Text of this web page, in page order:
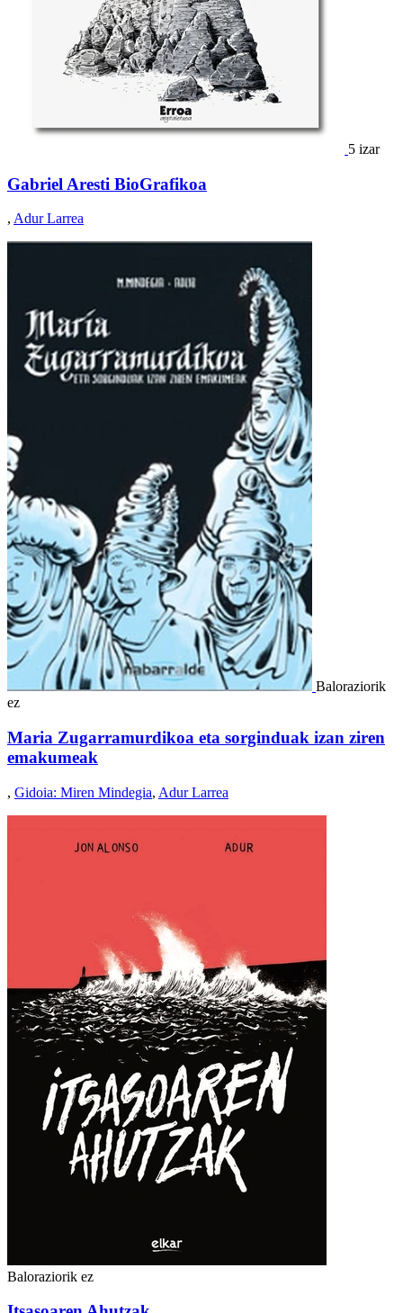
5 izar
Gabriel Aresti BioGrafikoa
, Adur Larrea
Baloraziorik
ez
Maria Zugarramurdikoa eta sorginduak izan ziren
emakumeak
, Gidoia: Miren Mindegia, Adur Larrea
Baloraziorik ez